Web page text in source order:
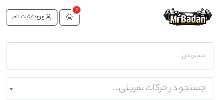
0
ورود/ثبت نام
مستربدن
جستجو در حرکات تمرینی...